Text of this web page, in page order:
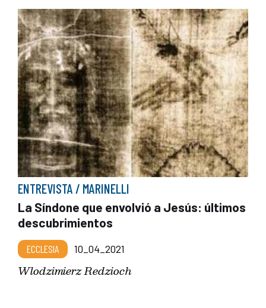
ENTREVISTA / MARINELLI
La Síndone que envolvió a Jesús: últimos
descubrimientos
ECCLESIA 10_04_2021
Wlodzimierz Redzioch